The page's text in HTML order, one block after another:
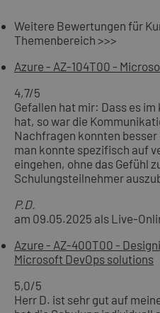
Weitere Bewertungen für
Themenbereich >>>
Azure - AZ-104T00 -
4,7/5
Gefallen hat mir: Dass es
hat, so war die
Nachfragen konnten
man konnte spezifisch auf
eingehen, ohne das Gefühl
Schulungsteilnehmer
P.D.
am 09.05.2025 als Live-
Azure - AZ-400T00 -
Microsoft DevOps solutions
5,0/5
Herr D. ist sehr gut auf